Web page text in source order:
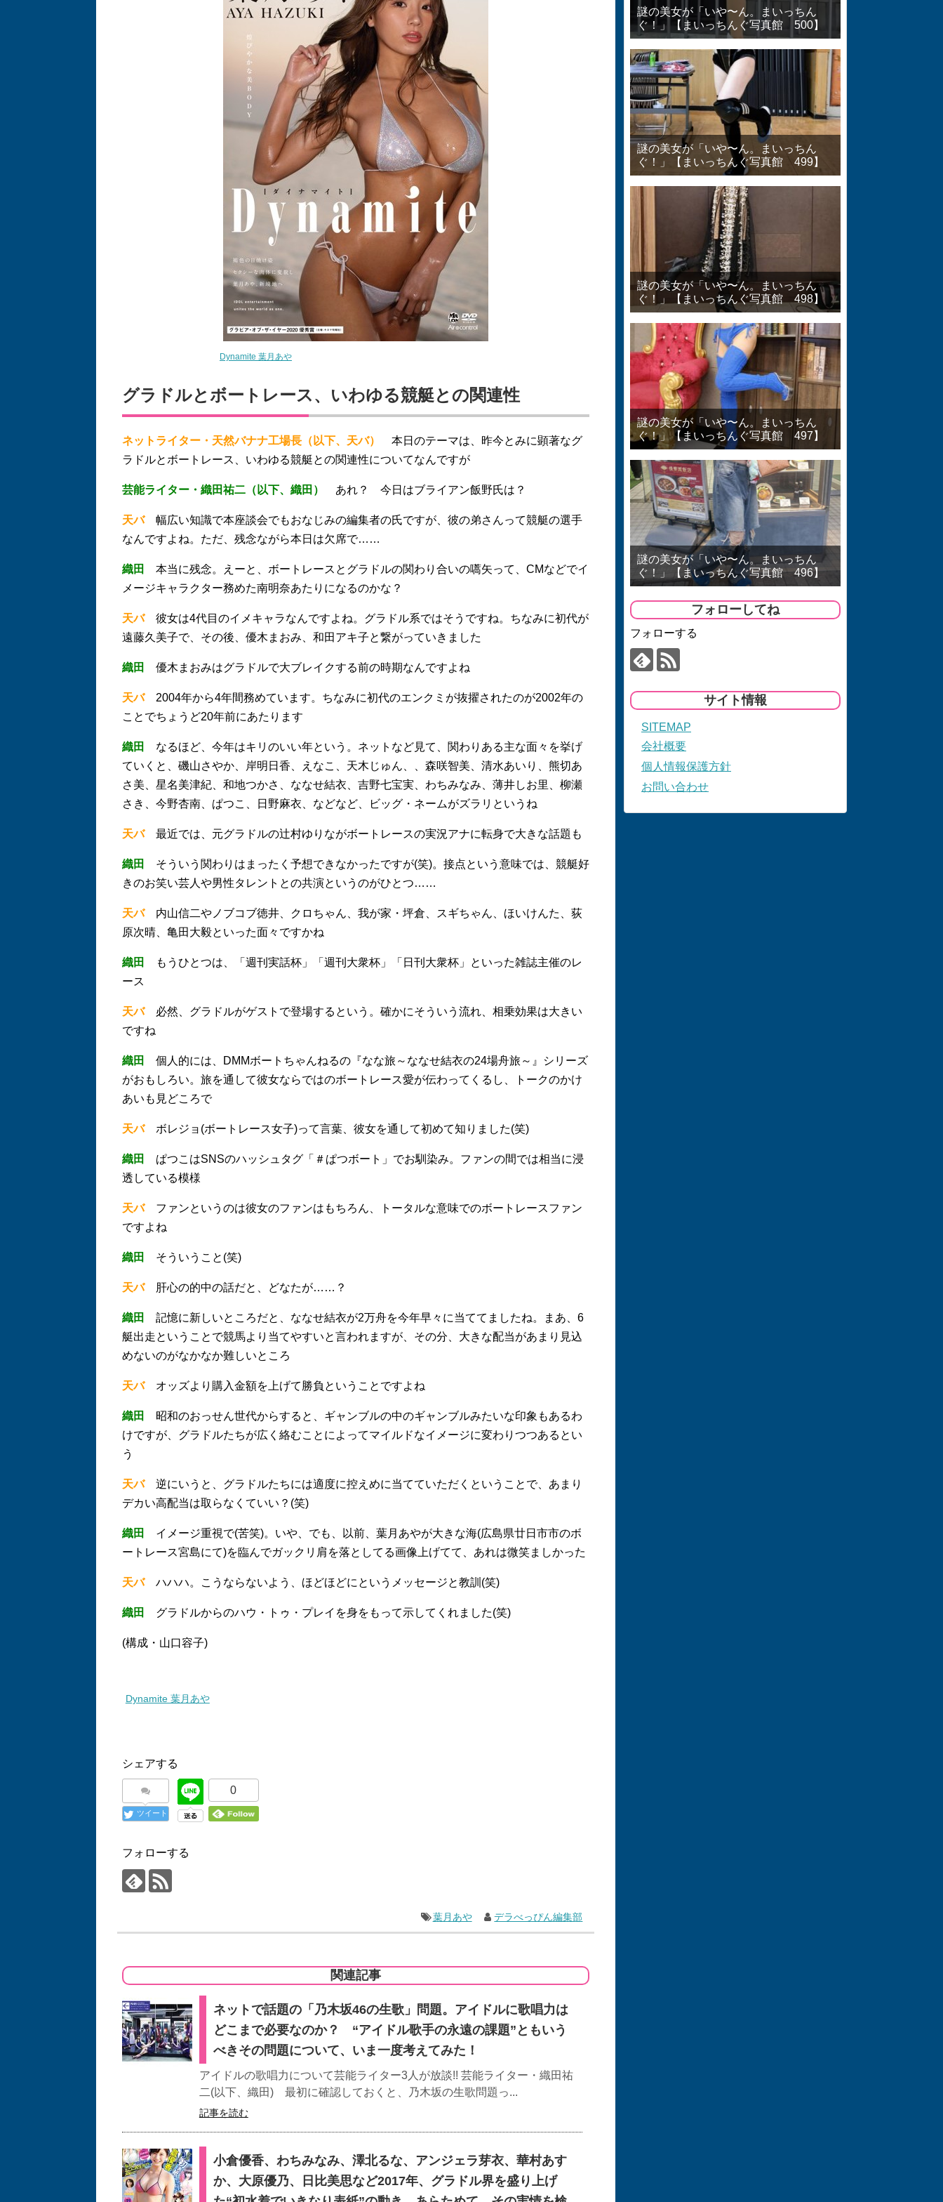
Dynamite 葉月あや
グラドルとボートレース、いわゆる競艇との関連性
ネットライター・天然バナナ工場長（以下、天バ）
本日のテーマは、昨今とみに顕著なグ
ラドルとボートレース、いわゆる競艇との関連性についてなんですが
芸能ライター・織田祐二（以下、織田） あれ？ 今日はブライアン飯野氏は？
天バ幅広い知識で本座談会でもおなじみの編集者の氏ですが、彼の弟さんって競艇の選手
なんですよね。ただ、残念ながら本日は欠席で……
織田
本当に残念。えーと、ボートレースとグラドルの関わり合いの嚆矢って、CMなどでイ
メージキャラクター務めた南明奈あたりになるのかな？
天バ彼女は4代目のイメキャラなんですよね。グラドル系ではそうですね。ちなみに初代が
遠藤久美子で、その後、優木まおみ、和田アキ子と繋がっていきました
織田 優木まおみはグラドルで大ブレイクする前の時期なんですよね
天バ2004年から4年間務めています。ちなみに初代のエンクミが抜擢されたのが2002年の
ことでちょうど20年前にあたります
織田
なるほど、今年はキリのいい年という。ネットなど見て、関わりある主な面々を挙げ
ていくと、磯山さやか、岸明日香、えなこ、天木じゅん、、森咲智美、清水あいり、熊切あ
さ美、星名美津紀、和地つかさ、ななせ結衣、吉野七宝実、わちみなみ、薄井しお里、柳瀬
さき、今野杏南、ぱつこ、日野麻衣、などなど、ビッグ・ネームがズラリというね
天バ最近では、元グラドルの辻村ゆりながボートレースの実況アナに転身で大きな話題も
織田
そういう関わりはまったく予想できなかったですが(笑)。接点という意味では、競艇好
きのお笑い芸人や男性タレントとの共演というのがひとつ……
天バ内山信二やノブコブ徳井、クロちゃん、我が家・坪倉、スギちゃん、ほいけんた、荻
原次晴、亀田大毅といった面々ですかね
織田
もうひとつは、「週刊実話杯」「週刊大衆杯」「日刊大衆杯」といった雑誌主催のレ
ース
天バ必然、グラドルがゲストで登場するという。確かにそういう流れ、相乗効果は大きい
ですね
織田
個人的には、DMMボートちゃんねるの『なな旅～ななせ結衣の24場舟旅～』シリーズ
がおもしろい。旅を通して彼女ならではのボートレース愛が伝わってくるし、トークのかけ
あいも見どころで
天バボレジョ(ボートレース女子)って言葉、彼女を通して初めて知りました(笑)
織田
ぱつこはSNSのハッシュタグ「＃ぱつボート」でお馴染み。ファンの間では相当に浸
透している模様
天バファンというのは彼女のファンはもちろん、トータルな意味でのボートレースファン
ですよね
織田 そういうこと(笑)
天バ肝心の的中の話だと、どなたが……？
織田
記憶に新しいところだと、ななせ結衣が2万舟を今年早々に当ててましたね。まあ、6
艇出走ということで競馬より当てやすいと言われますが、その分、大きな配当があまり見込
めないのがなかなか難しいところ
天バオッズより購入金額を上げて勝負ということですよね
織田
昭和のおっせん世代からすると、ギャンブルの中のギャンブルみたいな印象もあるわ
けですが、グラドルたちが広く絡むことによってマイルドなイメージに変わりつつあるとい
う
天バ逆にいうと、グラドルたちには適度に控えめに当てていただくということで、あまり
デカい高配当は取らなくていい？(笑)
織田
イメージ重視で(苦笑)。いや、でも、以前、葉月あやが大きな海(広島県廿日市市のボ
ートレース宮島にて)を臨んでガックリ肩を落としてる画像上げてて、あれは微笑ましかった
天バハハハ。こうならないよう、ほどほどにというメッセージと教訓(笑)
織田 グラドルからのハウ・トゥ・プレイを身をもって示してくれました(笑)
(構成・山口容子)
Dynamite 葉月あや
シェアする
ツイート
0
フォローする
葉月あや デラべっぴん編集部
関連記事
ネットで話題の「乃木坂46の生歌」問題。アイドルに歌唱力は
どこまで必要なのか？ “アイドル歌手の永遠の課題”ともいう
べきその問題について、いま一度考えてみた！
アイドルの歌唱力について芸能ライター3人が放談!! 芸能ライター・織田祐
二(以下、織田) 最初に確認しておくと、乃木坂の生歌問題っ...
記事を読む
小倉優香、わちみなみ、澤北るな、アンジェラ芽衣、華村あす
か、大原優乃、日比美思など2017年、グラドル界を盛り上げ
謎の美女が「いや〜ん。まいっちん
ぐ！」【まいっちんぐ写真館 500】
謎の美女が「いや〜ん。まいっちん
ぐ！」【まいっちんぐ写真館 499】
謎の美女が「いや〜ん。まいっちん
ぐ！」【まいっちんぐ写真館 498】
謎の美女が「いや〜ん。まいっちん
ぐ！」【まいっちんぐ写真館 497】
謎の美女が「いや〜ん。まいっちん
ぐ！」【まいっちんぐ写真館 496】
フォローしてね
フォローする
サイト情報
SITEMAP
会社概要
個人情報保護方針
お問い合わせ